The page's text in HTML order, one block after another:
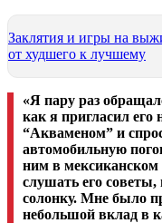
Заклятия и игры на
от худшего к лучшему
«Я пару раз
как я пригласил его
“Акваменом” и
автомобильную
ним в мексиканском
слушать его советы,
солонку. Мне было
небольшой вклад в